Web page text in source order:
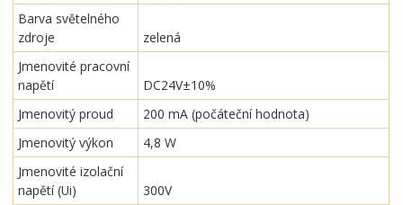
Barva světelného
zdroje
zelená
Jmenovité pracovní
napětí
DC24V±10%
Jmenovitý proud
200 mA (počáteční hodnota)
Jmenovitý výkon
4,8 W
Jmenovité izolační
napětí (Ui)
300V